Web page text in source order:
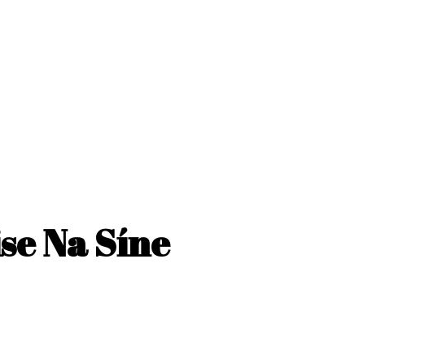
Na Síne